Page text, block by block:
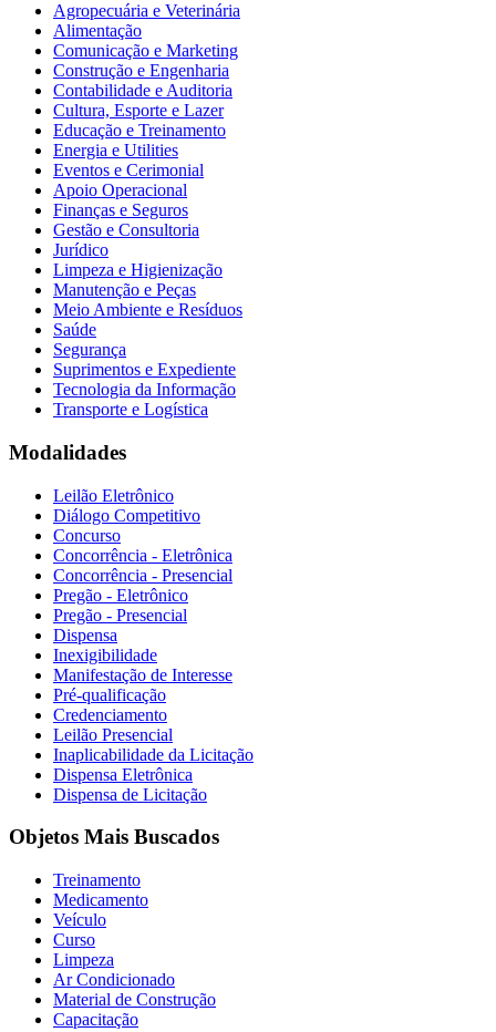
Agropecuária e Veterinária
Alimentação
Comunicação e Marketing
Construção e Engenharia
Contabilidade e Auditoria
Cultura, Esporte e Lazer
Educação e Treinamento
Energia e Utilities
Eventos e Cerimonial
Apoio Operacional
Finanças e Seguros
Gestão e Consultoria
Jurídico
Limpeza e Higienização
Manutenção e Peças
Meio Ambiente e Resíduos
Saúde
Segurança
Suprimentos e Expediente
Tecnologia da Informação
Transporte e Logística
Modalidades
Leilão Eletrônico
Diálogo Competitivo
Concurso
Concorrência - Eletrônica
Concorrência - Presencial
Pregão - Eletrônico
Pregão - Presencial
Dispensa
Inexigibilidade
Manifestação de Interesse
Pré-qualificação
Credenciamento
Leilão Presencial
Inaplicabilidade da Licitação
Dispensa Eletrônica
Dispensa de Licitação
Objetos Mais Buscados
Treinamento
Medicamento
Veículo
Curso
Limpeza
Ar Condicionado
Material de Construção
Capacitação